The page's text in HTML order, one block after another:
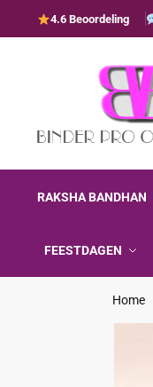
4.6 Beoordeling
RAKSHA BANDHAN
FEESTDAGEN
Home